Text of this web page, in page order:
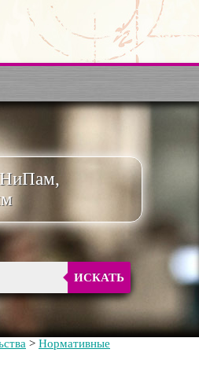
ИСКАТЬ
> Нормативные